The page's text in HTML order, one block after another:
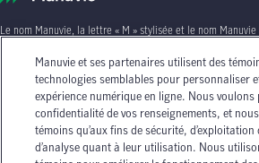
Le nom Manuvie, la lettre « M »stylisée et le nom
qu’elle et ses sociétés affiliées utilisent sous licence. © La
Manufacturers, 2026. Tous droits réservés. Manuvie,P.O.
Waterloo (Ontario)N2J 4B8.
Les circonstances individuelles peuvent varier. Vous
conseillers en assurance autorisés de Manuvie ou avec
vous avez besoin de conseils sur vos besoins en matière
Manuvie et ses partenaires utilisent des
technologies semblables pour personnaliser
expérience numérique en ligne. Nous voulons
confidentialité de vos renseignements, et
témoins qu’aux fins de sécurité, d’exploitation
d’analyse quant à leur utilisation. Nous